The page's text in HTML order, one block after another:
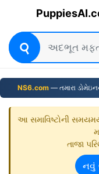
NS6.com — તમારા
આ સમાવિષ્ટોની
તાજા
નવું